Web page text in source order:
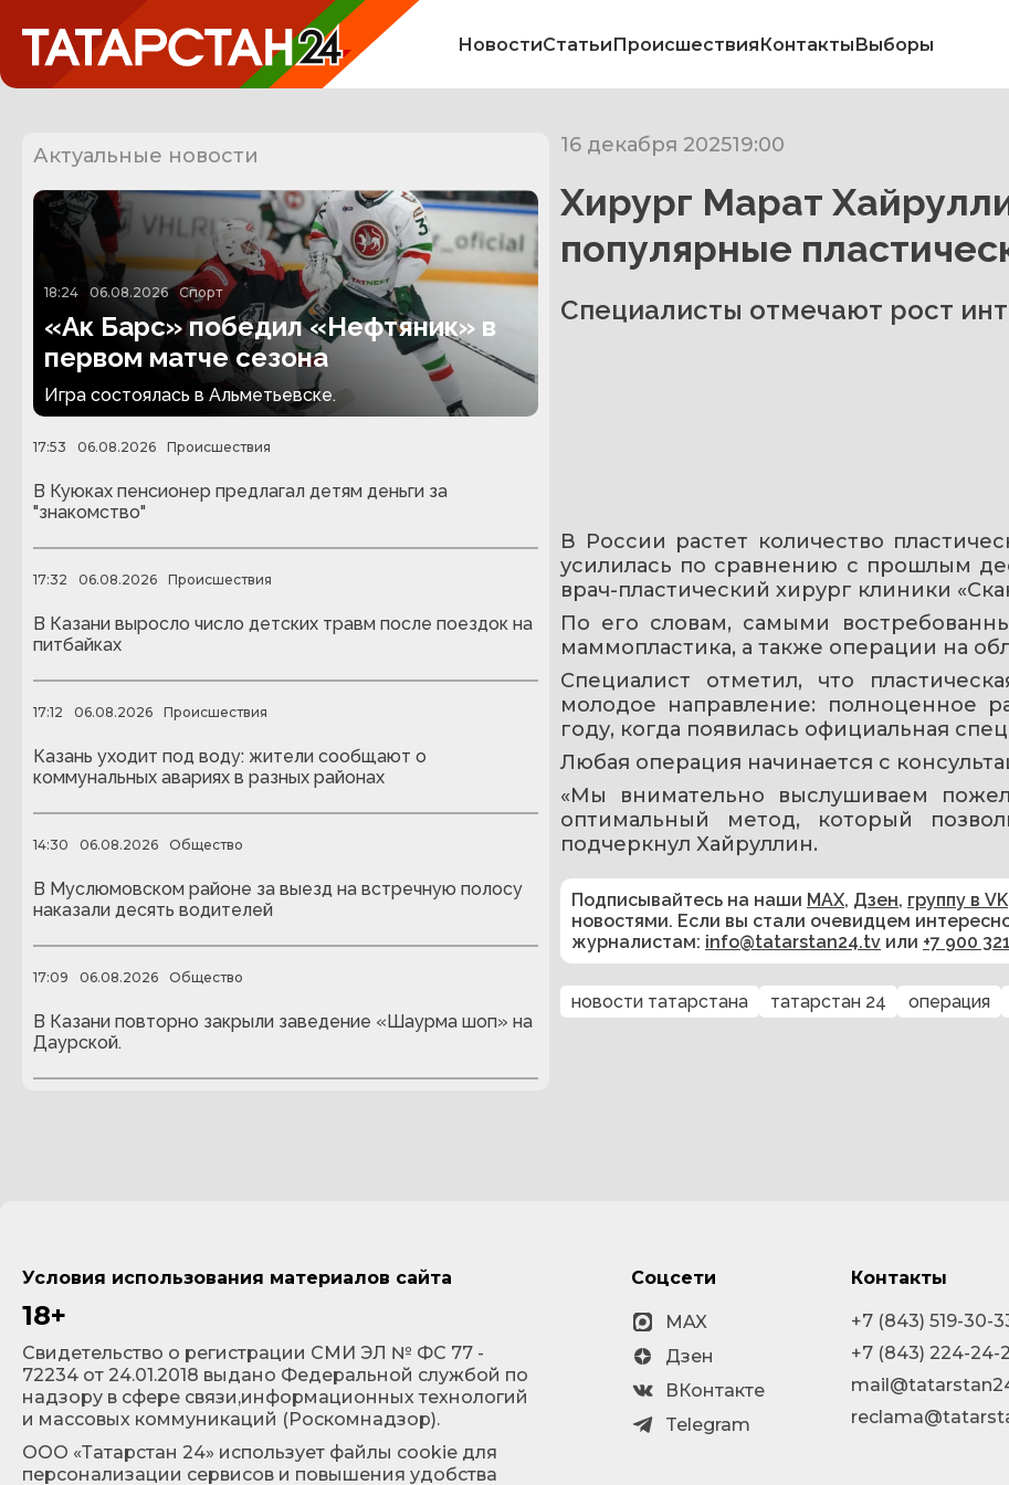
НовостиСтатьиПроисшествияКонтактыВыборы
Актуальные новости
18:24 06.08.2026 Спорт
«Ак Барс» победил «Нефтяник» в
первом матче сезона
Игра состоялась в Альметьевске.
17:53 06.08.2026 Происшествия
В Куюках пенсионер предлагал детям деньги за
"знакомство"
17:32 06.08.2026 Происшествия
В Казани выросло число детских травм после поездок на
питбайках
17:12 06.08.2026 Происшествия
Казань уходит под воду: жители сообщают о
коммунальных авариях в разных районах
14:30 06.08.2026 Общество
В Муслюмовском районе за выезд на встречную полосу
наказали десять водителей
17:09 06.08.2026 Общество
В Казани повторно закрыли заведение «Шаурма шоп» на
Даурской.
16 декабря 202519:00
Хирург Марат
популярные
Специалисты отмечают рост
В России растет количество
усилилась по сравнению с прошлым
врач-пластический хирург клиники
По его словам, самыми
маммопластика, а также операции на
Специалист отметил, что
молодое направление: полноценное
году, когда появилась официальная
Любая операция начинается с
«Мы внимательно выслушиваем
оптимальный метод, который
подчеркнул Хайруллин.
Подписывайтесь на наши MAX, Дзен, группу в VK
новостями. Если вы стали очевидцем
журналистам: info@tatarstan24.tv или +7 900
новости татарстана татарстан 24 операция
Условия использования материалов сайта
18+
Cвидетельство о регистрации СМИ ЭЛ № ФС 77 -
72234 от 24.01.2018 выдано Федеральной службой по
надзору в сфере связи,информационных технологий
и массовых коммуникаций (Роскомнадзор).
ООО «Татарстан 24» использует файлы cookie для
персонализации сервисов и повышения удобства
Соцсети
MAX
Дзен
ВКонтакте
Telegram
Контакты
+7 (843) 519-30-
+7 (843) 224-24-